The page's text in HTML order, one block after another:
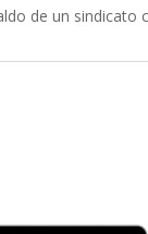
de un sindicato